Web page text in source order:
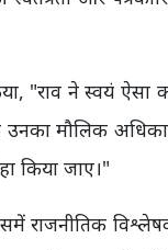
"राव ने स्वयं ऐसा
मौलिक
किया जाए।"
राजनीतिक